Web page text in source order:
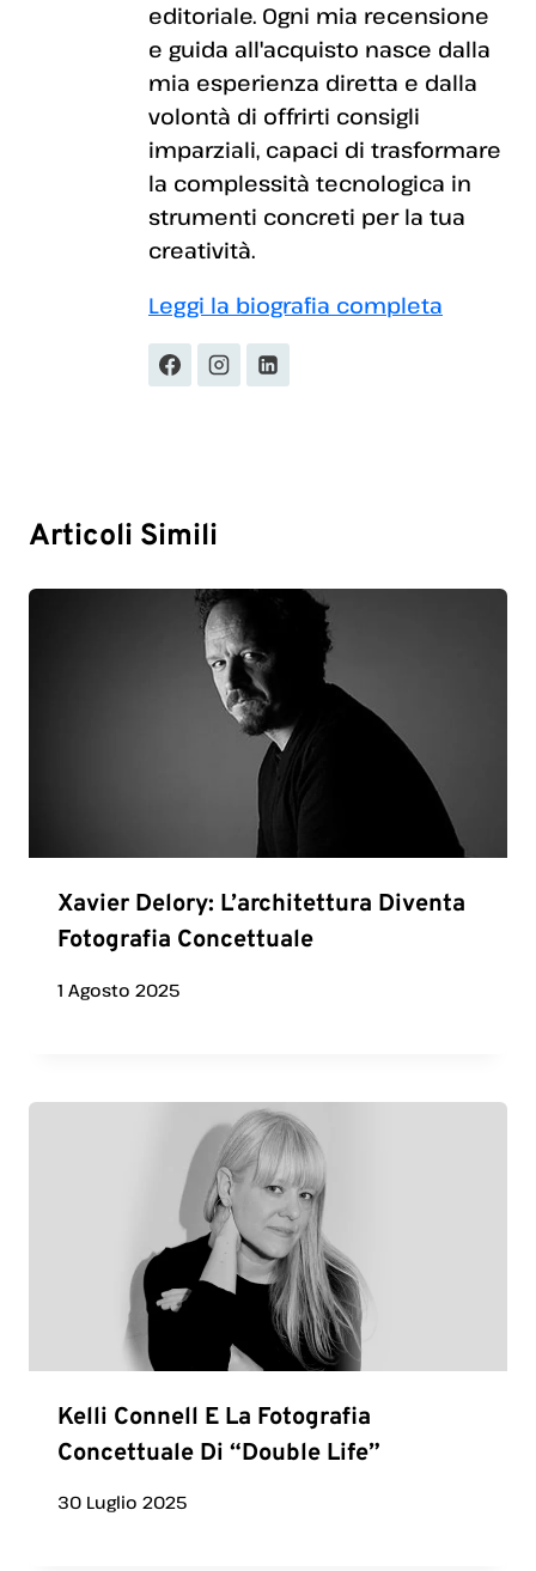
editoriale. Ogni mia recensione
e guida all'acquisto nasce dalla
mia esperienza diretta e dalla
volontà di offrirti consigli
imparziali, capaci di trasformare
la complessità tecnologica in
strumenti concreti per la tua
creatività.
Leggi la biografia completa
Articoli Simili
Xavier Delory: L’architettura Diventa
Fotografia Concettuale
1 Agosto 2025
Kelli Connell E La Fotografia
Concettuale Di “Double Life”
30 Luglio 2025